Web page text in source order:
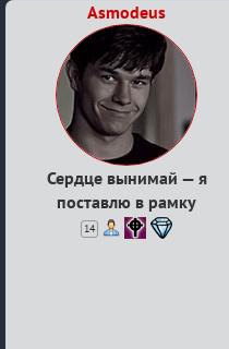
Asmodeus
Сердце вынимай — я
поставлю в рамку
14